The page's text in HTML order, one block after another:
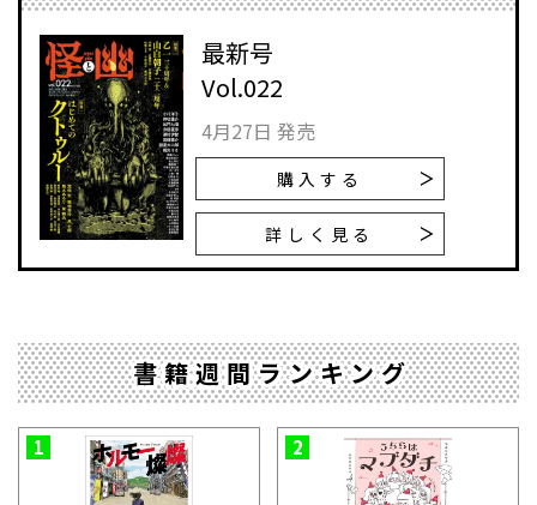
最新号
Vol.022
4月27日 発売
購入する
詳しく見る
書籍週間ランキング
1 2